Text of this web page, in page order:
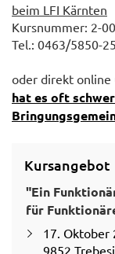
beim LFI Kärnten
Kursnummer: 2-
Tel.: 0463/5850-
oder direkt online
hat es oft
Kursangebot
"Ein
für
17. Oktober
9852